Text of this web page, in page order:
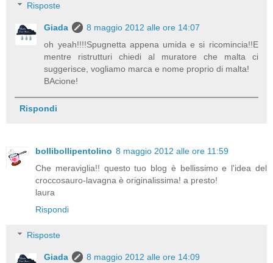
Risposte
Giada
8 maggio 2012 alle ore 14:07
oh yeah!!!!Spugnetta appena umida e si ricomincia!!E
mentre ristrutturi chiedi al muratore che malta ci
suggerisce, vogliamo marca e nome proprio di malta!
BAcione!
Rispondi
bollibollipentolino 8 maggio 2012 alle ore 11:59
Che meraviglia!! questo tuo blog è bellissimo e l'idea del
croccosauro-lavagna è originalissima! a presto!
laura
Rispondi
Risposte
Giada
8 maggio 2012 alle ore 14:09